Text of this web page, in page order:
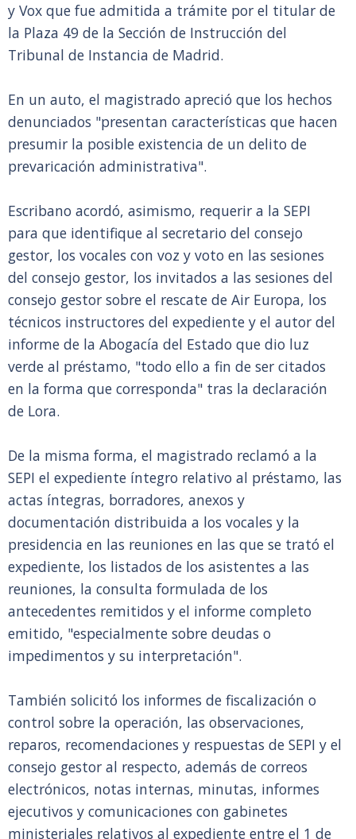
y Vox que fue admitida a trámite por el titular de
la Plaza 49 de la Sección de Instrucción del
Tribunal de Instancia de Madrid.
En un auto, el magistrado apreció que los hechos
denunciados "presentan características que hacen
presumir la posible existencia de un delito de
prevaricación administrativa".
Escribano acordó, asimismo, requerir a la SEPI
para que identifique al secretario del consejo
gestor, los vocales con voz y voto en las sesiones
del consejo gestor, los invitados a las sesiones del
consejo gestor sobre el rescate de Air Europa, los
técnicos instructores del expediente y el autor del
informe de la Abogacía del Estado que dio luz
verde al préstamo, "todo ello a fin de ser citados
en la forma que corresponda" tras la declaración
de Lora.
De la misma forma, el magistrado reclamó a la
SEPI el expediente íntegro relativo al préstamo, las
actas íntegras, borradores, anexos y
documentación distribuida a los vocales y la
presidencia en las reuniones en las que se trató el
expediente, los listados de los asistentes a las
reuniones, la consulta formulada de los
antecedentes remitidos y el informe completo
emitido, "especialmente sobre deudas o
impedimentos y su interpretación".
También solicitó los informes de fiscalización o
control sobre la operación, las observaciones,
reparos, recomendaciones y respuestas de SEPI y el
consejo gestor al respecto, además de correos
electrónicos, notas internas, minutas, informes
ejecutivos y comunicaciones con gabinetes
ministeriales relativos al expediente entre el 1 de